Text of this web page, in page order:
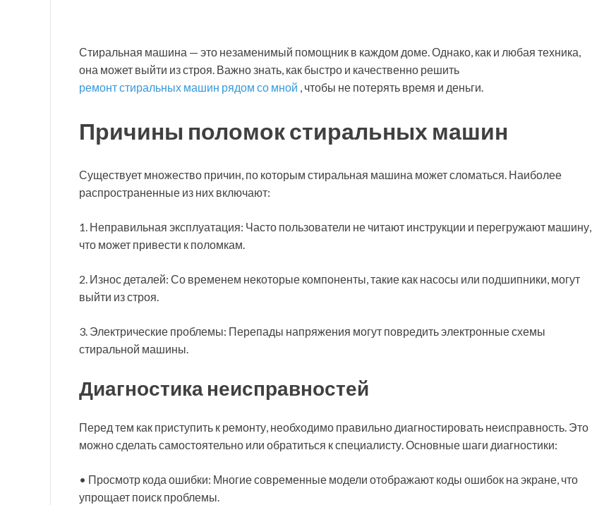
Стиральная машина — это незаменимый помощник в каждом доме. Однако, как и любая техника,
она может выйти из строя. Важно знать, как быстро и качественно решить
ремонт стиральных машин рядом со мной , чтобы не потерять время и деньги.
Причины поломок стиральных машин
Существует множество причин, по которым стиральная машина может сломаться. Наиболее
распространенные из них включают:
1. Неправильная эксплуатация: Часто пользователи не читают инструкции и перегружают машину,
что может привести к поломкам.
2. Износ деталей: Со временем некоторые компоненты, такие как насосы или подшипники, могут
выйти из строя.
3. Электрические проблемы: Перепады напряжения могут повредить электронные схемы
стиральной машины.
Диагностика неисправностей
Перед тем как приступить к ремонту, необходимо правильно диагностировать неисправность. Это
можно сделать самостоятельно или обратиться к специалисту. Основные шаги диагностики:
• Просмотр кода ошибки: Многие современные модели отображают коды ошибок на экране, что
упрощает поиск проблемы.